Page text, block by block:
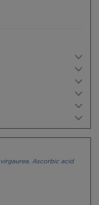
, Ascorbic acid